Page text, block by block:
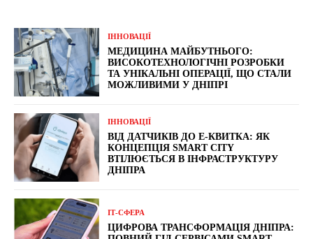
ІННОВАЦІЇ
МЕДИЦИНА МАЙБУТНЬОГО:
ВИСОКОТЕХНОЛОГІЧНІ РОЗРОБКИ
ТА УНІКАЛЬНІ ОПЕРАЦІЇ, ЩО СТАЛИ
МОЖЛИВИМИ У ДНІПРІ
ІННОВАЦІЇ
ВІД ДАТЧИКІВ ДО Е-КВИТКА: ЯК
КОНЦЕПЦІЯ SMART CITY
ВТІЛЮЄТЬСЯ В ІНФРАСТРУКТУРУ
ДНІПРА
ІТ-СФЕРА
ЦИФРОВА ТРАНСФОРМАЦІЯ ДНІПРА: